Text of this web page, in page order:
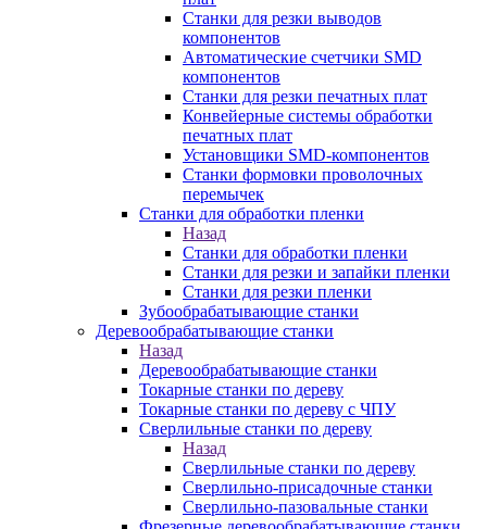
Станки для резки выводов
компонентов
Автоматические счетчики SMD
компонентов
Станки для резки печатных плат
Конвейерные системы обработки
печатных плат
Установщики SMD-компонентов
Станки формовки проволочных
перемычек
Станки для обработки пленки
Назад
Станки для обработки пленки
Станки для резки и запайки пленки
Станки для резки пленки
Зубообрабатывающие станки
Деревообрабатывающие станки
Назад
Деревообрабатывающие станки
Токарные станки по дереву
Токарные станки по дереву с ЧПУ
Сверлильные станки по дереву
Назад
Сверлильные станки по дереву
Сверлильно-присадочные станки
Сверлильно-пазовальные станки